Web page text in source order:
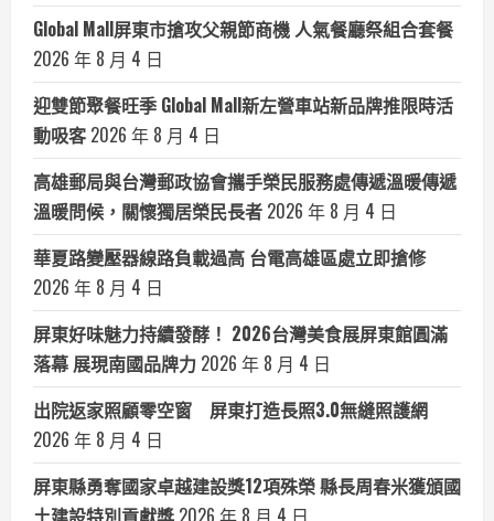
Global Mall屏東市搶攻父親節商機 人氣餐廳祭組合套餐
2026 年 8 月 4 日
迎雙節聚餐旺季 Global Mall新左營車站新品牌推限時活
動吸客 2026 年 8 月 4 日
高雄郵局與台灣郵政協會攜手榮民服務處傳遞溫暖傳遞
溫暖問候，關懷獨居榮民長者 2026 年 8 月 4 日
華夏路變壓器線路負載過高 台電高雄區處立即搶修
2026 年 8 月 4 日
屏東好味魅力持續發酵！ 2026台灣美食展屏東館圓滿
落幕 展現南國品牌力 2026 年 8 月 4 日
出院返家照顧零空窗 屏東打造長照3.0無縫照護網
2026 年 8 月 4 日
屏東縣勇奪國家卓越建設獎12項殊榮 縣長周春米獲頒國